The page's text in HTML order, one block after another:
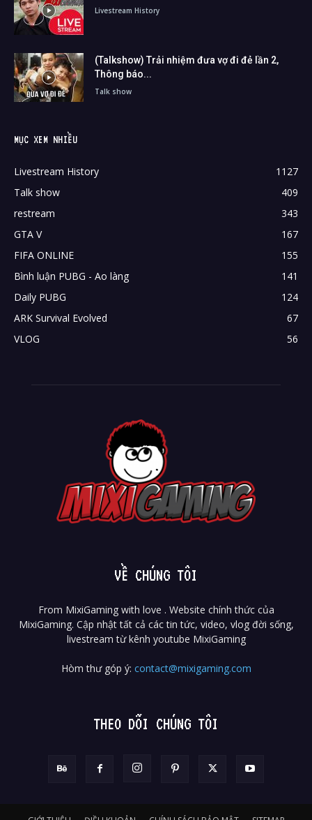
Livestream History
(Talkshow) Trải nhiệm đưa vợ đi đẻ lần 2,
Thông báo...
Talk show
MỤC XEM NHIỀU
Livestream History
1127
Talk show
409
restream
343
GTA V
167
FIFA ONLINE
155
Bình luận PUBG - Ao làng
141
Daily PUBG
124
ARK Survival Evolved
67
VLOG
56
VỀ CHÚNG TÔI
From MixiGaming with love . Website chính thức của
MixiGaming. Cập nhật tất cả các tin tức, video, vlog đời sống,
livestream từ kênh youtube MixiGaming
Hòm thư góp ý: contact@mixigaming.com
THEO DÕI CHÚNG TÔI